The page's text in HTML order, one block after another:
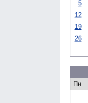
5
12
19
26
Пн